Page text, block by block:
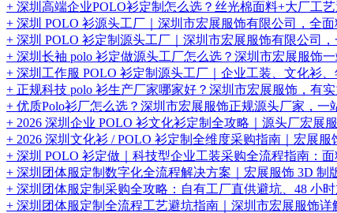
+ 深圳高端企业POLO衫定制怎么选？丝光棉面料+大厂工
+ 深圳 POLO 衫源头工厂｜深圳市宏展服饰有限公司，全
+ 深圳 POLO 衫定制源头工厂｜深圳市宏展服饰有限公司
+ 深圳长袖 polo 衫定做源头工厂怎么选？深圳市宏展服饰
+ 深圳工作服 POLO 衫定制源头工厂｜企业工装、文化
+ 正规科技 polo 衫生产厂家哪家好？深圳市宏展服饰，有
+ 优质Polo衫厂怎么选？深圳市宏展服饰正规源头厂家，一
+ 2026 深圳企业 POLO 衫文化衫定制全攻略｜源头厂宏展
+ 2026 深圳文化衫 / POLO 衫定制全维度采购指南｜宏展
+ 深圳 POLO 衫定做｜科技型企业工装采购全流程指南：
+ 深圳团体服定制数字化全流程解决方案｜宏展服饰 3D 制
+ 深圳团体服定制采购全攻略：自有工厂直供避坑、48 小
+ 深圳团体服定制全流程工艺避坑指南｜深圳市宏展服饰